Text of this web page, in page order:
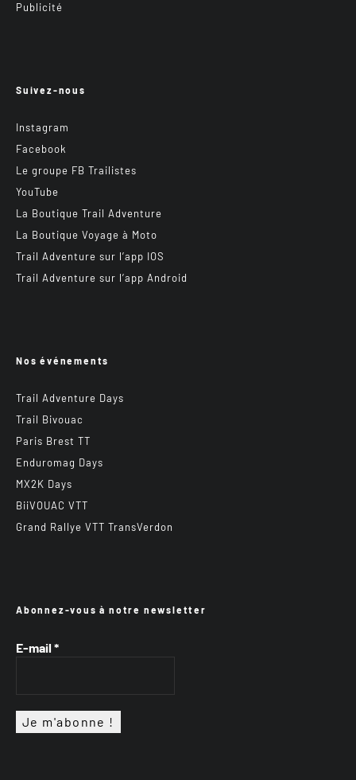
Publicité
Suivez-nous
Instagram
Facebook
Le groupe FB Trailistes
YouTube
La Boutique Trail Adventure
La Boutique Voyage à Moto
Trail Adventure sur l’app IOS
Trail Adventure sur l’app Android
Nos événements
Trail Adventure Days
Trail Bivouac
Paris Brest TT
Enduromag Days
MX2K Days
BiiVOUAC VTT
Grand Rallye VTT TransVerdon
Abonnez-vous à notre newsletter
E-mail *